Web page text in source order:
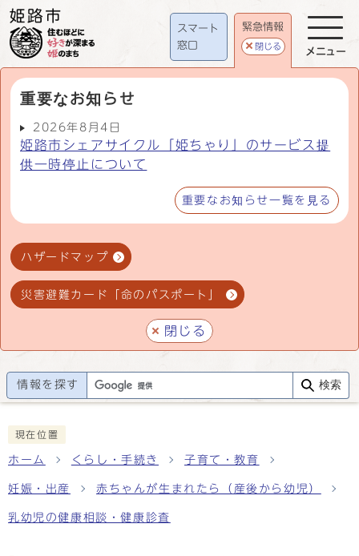
スマート
窓口
緊急情報
閉じる
重要なお知らせ
2026年8月4日
姫路市シェアサイクル「姫ちゃり」のサービス提
供一時停止について
重要なお知らせ一覧を見る
ハザードマップ
災害避難カード「命のパスポート」
閉じる
メニュー
情報を探す 検索
現在位置
ホーム くらし・手続き 子育て・教育
妊娠・出産 赤ちゃんが生まれたら（産後から幼児）
乳幼児の健康相談・健康診査